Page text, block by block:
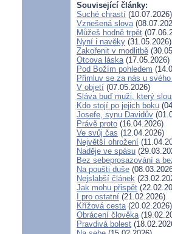
Související články:
Suché chrastí (10.07.2026)
Vznešená slova
Můžeš hodně trpět
Nyní i navěky (31.05.2026)
Zakořenit v modlitbě
Otcova láska(17.05.2026)
Pod Božím pohledem
Přimluv se za nás u
V objetí (07.05.2026)
Sláva buď muži, který
Kdo stojí po jejich boku
Josefe, synu Davidův
Právě proto (16.04.2026)
Ve svůj čas (12.04.2026)
Největší ohrožení
Naděje ve spásu
Bez sebeprosazování a
Na poušti duše
Nejslabší článek
Jak mohu přispět
I pro ostatní (21.02.2026)
Křížová cesta(20.02.2026)
Obrácení člověka
Pravdivá bolest